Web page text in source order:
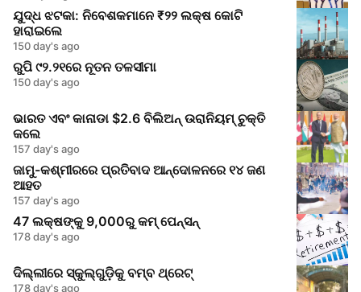
ଯୁଦ୍ଧ ଝଟକା: ନିବେଶକମାନେ ₹୨୨ ଲକ୍ଷ କୋଟି
ହାରାଇଲେ
150 day's ago
ରୁପି ୯୨.୨୧ରେ ନୂତନ ତଳସୀମା
150 day's ago
ଭାରତ ଏବଂ କାନାଡା $2.6 ବିଲିଅନ୍ ଉରାନିୟମ୍ ଚୁକ୍ତି
କଲେ
157 day's ago
ଜାମୁ-କଶ୍ମୀରରେ ପ୍ରତିବାଦ ଆନ୍ଦୋଳନରେ ୧୪ ଜଣ
ଆହତ
157 day's ago
47 ଲକ୍ଷଙ୍କୁ 9,000ରୁ କମ୍ ପେନ୍ସନ୍
178 day's ago
ଦିଲ୍ଲୀରେ ସ୍କୁଲ୍‌ଗୁଡ଼ିକୁ ବମ୍ବ ଥ୍ରେଟ୍
178 day's ago